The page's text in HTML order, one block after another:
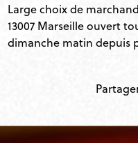
Large choix de
13007 Marseille ouvert
dimanche matin depuis